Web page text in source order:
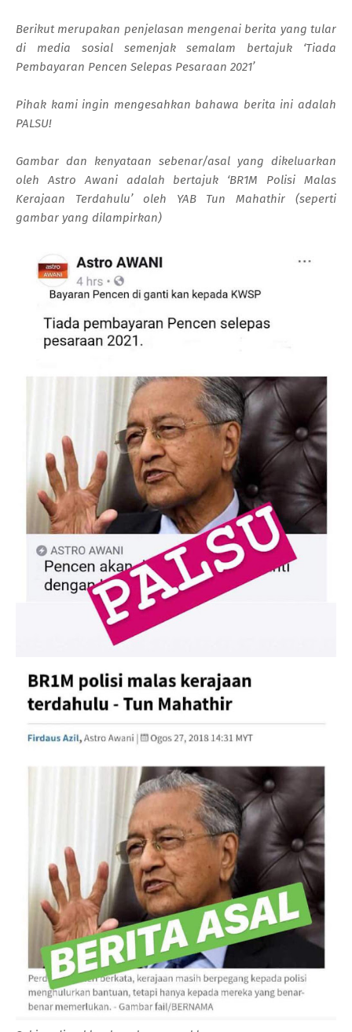
Berikut merupakan penjelasan mengenai berita yang tular
di media sosial semenjak semalam bertajuk ‘Tiada
Pembayaran Pencen Selepas Pesaraan 2021’
Pihak kami ingin mengesahkan bahawa berita ini adalah
PALSU!
Gambar dan kenyataan sebenar/asal yang dikeluarkan
oleh Astro Awani adalah bertajuk ‘BR1M Polisi Malas
Kerajaan Terdahulu’ oleh YAB Tun Mahathir (seperti
gambar yang dilampirkan)